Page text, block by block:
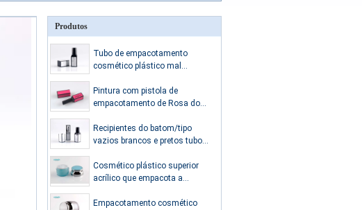
Produtos
Tubo de empacotamento
cosmético plástico mal
ISO9001 certificado
Pintura com pistola de
empacotamento de Rosa do
plástico vazio
Recipientes do batom/tipo
vazios brancos e pretos tubos
bordo
Cosmético plástico superior
acrílico que empacota a
30g 50g da parede
Empacotamento cosmético